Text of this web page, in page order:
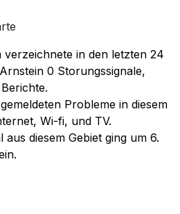
verzeichnete in den letzten 24
0 Storungssignale,
Probleme in diesem
Wi-fi, und TV.
aus diesem Gebiet ging um 6.